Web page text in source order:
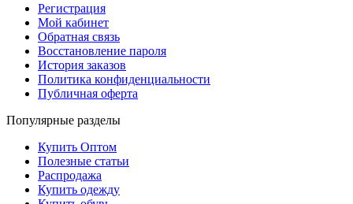
Регистрация
Мой кабинет
Обратная связь
Восстановление пароля
История заказов
Политика конфиденциальности
Публичная оферта
Популярные разделы
Купить Оптом
Полезные статьи
Распродажа
Купить одежду